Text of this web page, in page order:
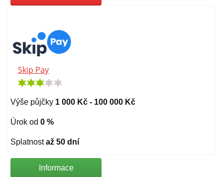
Skip Pay
Výše půjčky 1 000 Kč - 100 000 Kč
Úrok od 0 %
Splatnost až 50 dní
Informace